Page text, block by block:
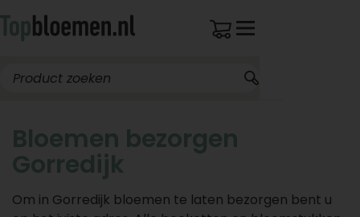
Bloemen bezorgen
Gorredijk
Om in Gorredijk bloemen te laten bezorgen bent u